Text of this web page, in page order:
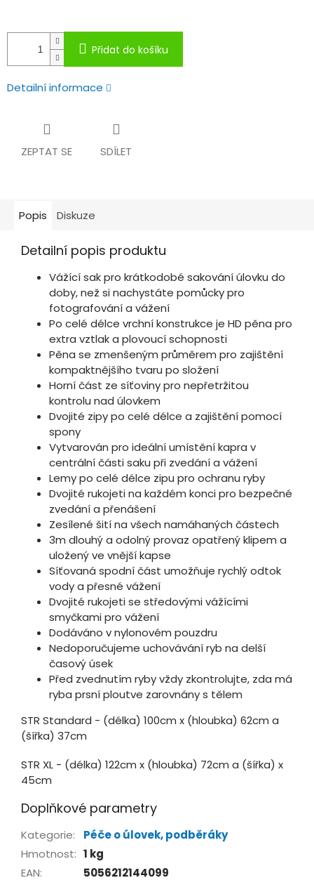
Přidat do košíku
Detailní informace
ZEPTAT SE SDÍLET
Popis Diskuze
Detailní popis produktu
Vážící sak pro krátkodobé sakování úlovku do
doby, než si nachystáte pomůcky pro
fotografování a vážení
Po celé délce vrchní konstrukce je HD pěna pro
extra vztlak a plovoucí schopnosti
Pěna se zmenšeným průměrem pro zajištění
kompaktnějšího tvaru po složení
Horní část ze síťoviny pro nepřetržitou
kontrolu nad úlovkem
Dvojité zipy po celé délce a zajištění pomocí
spony
Vytvarován pro ideální umístění kapra v
centrální části saku při zvedání a vážení
Lemy po celé délce zipu pro ochranu ryby
Dvojité rukojeti na každém konci pro bezpečné
zvedání a přenášení
Zesílené šití na všech namáhaných částech
3m dlouhý a odolný provaz opatřený klipem a
uložený ve vnější kapse
Síťovaná spodní část umožňuje rychlý odtok
vody a přesné vážení
Dvojité rukojeti se středovými vážícími
smyčkami pro vážení
Dodáváno v nylonovém pouzdru
Nedoporučujeme uchovávání ryb na delší
časový úsek
Před zvednutím ryby vždy zkontrolujte, zda má
ryba prsní ploutve zarovnány s tělem
STR Standard - (délka) 100cm x (hloubka) 62cm a
(šířka) 37cm
STR XL - (délka) 122cm x (hloubka) 72cm a (šířka) x
45cm
Doplňkové parametry
Kategorie:
Péče o úlovek, podběráky
Hmotnost: 1 kg
EAN: 5056212144099